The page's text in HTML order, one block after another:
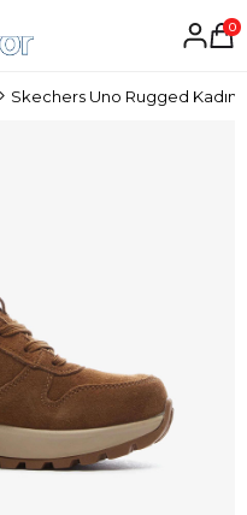
0
Skechers Uno Rugged Kadın